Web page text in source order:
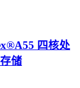
四核处
储